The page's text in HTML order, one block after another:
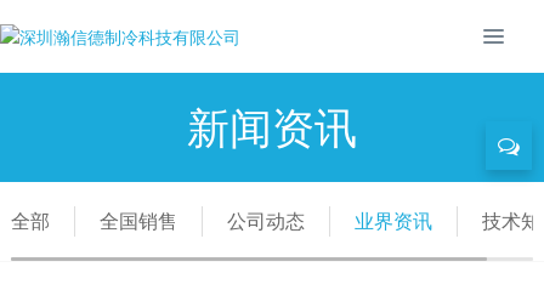
新闻资讯
全部 全国销售 公司动态 业界资讯 技术